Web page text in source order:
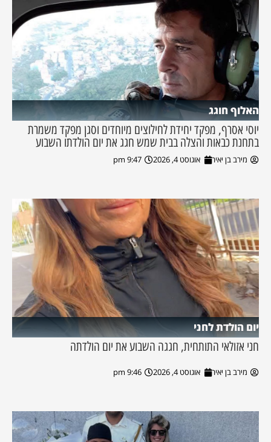
האלוף חוגג
יוסי אסרף, מפקד יחידת לחילוצים מיוחדים וסגן מפקד משמרת
בתחנת כבאות והצלה בבית שמש חגג את יום הולדתו השבוע
מירב בן יאיר אוגוסט 4, 2026 9:47 pm
יום הולדת לחני
חני אזולאי התותחית, חגגה השבוע את יום הולדתה
מירב בן יאיר אוגוסט 4, 2026 9:46 pm